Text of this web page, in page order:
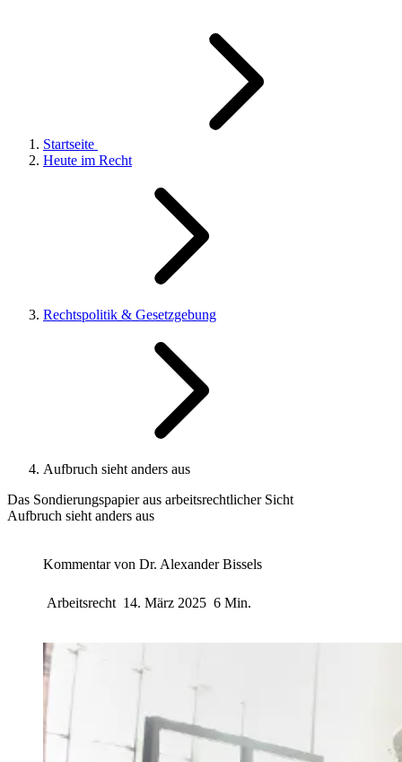
Startseite
Heute im Recht
Rechtspolitik & Gesetzgebung
Aufbruch sieht anders aus
Das Sondierungspapier aus arbeitsrechtlicher Sicht
Aufbruch sieht anders aus
Kommentar von Dr. Alexander Bissels
Arbeitsrecht 14. März 2025 6 Min.